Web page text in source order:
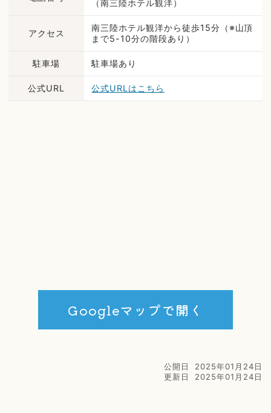
（南三陸ホテル観洋）
アクセス
南三陸ホテル観洋から徒歩15分（※山頂
まで5-10分の階段あり）
駐車場 駐車場あり
公式URL 公式URLはこちら
Googleマップで開く
公開日
2025年01月24日
更新日
2025年01月24日